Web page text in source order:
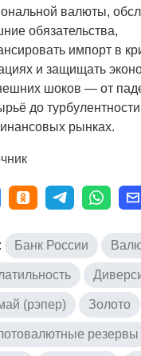
валюты,
обязательства,
импорт в
и защищать
шоков — от
до турбулентности
рынках.
Банк России
(рэпер) Золото
резервы